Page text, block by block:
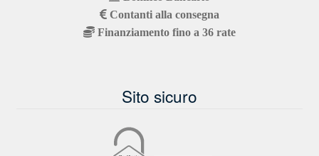
Contanti alla consegna
Finanziamento fino a 36 rate
Sito sicuro